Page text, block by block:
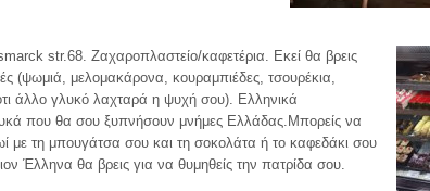
str.68. Ζαχαροπλαστείο/καφετέρια. Εκεί θα βρεις
(ψωμιά, μελομακάρονα, κουραμπιέδες, τσουρέκια,
άλλο γλυκό λαχταρά η ψυχή σου). Ελληνικά
που θα σου ξυπνήσουν μνήμες Ελλάδας.Μπορείς να
με τη μπουγάτσα σου και τη σοκολάτα ή το καφεδάκι σου
Έλληνα θα βρεις για να θυμηθείς την πατρίδα σου.